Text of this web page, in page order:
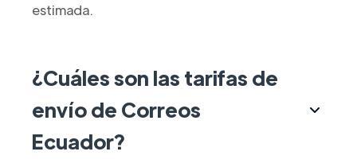
estimada.
¿Cuáles son las tarifas de
envío de Correos
Ecuador?